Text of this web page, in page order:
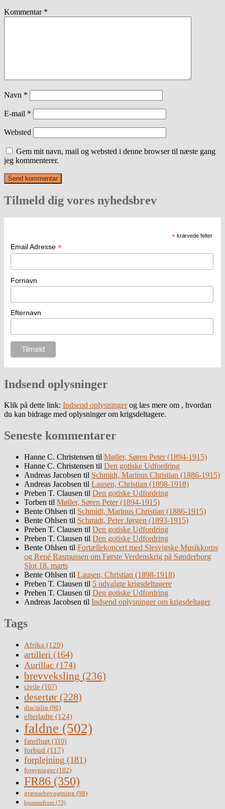
Kommentar *
Navn *
E-mail *
Websted
Gem mit navn, mail og websted i denne browser til næste gang
jeg kommenterer.
Tilmeld dig vores nyhedsbrev
* krævede felter
Email Adresse *
Fornavn
Efternavn
Indsend oplysninger
Klik på dette link: Indsend oplysningerog læs mere om , hvordan
du kan bidrage med oplysninger om krigsdeltagere.
Seneste kommentarer
Hanne C. Christensen til Møller, Søren Peter (1894-1915)
Hanne C. Christensen til Den gotiske Udfordring
Andreas Jacobsen til Schmidt, Marinus Christian (1886-1915)
Andreas Jacobsen til Lausen, Christian (1898-1918)
Preben T. Clausen til Den gotiske Udfordring
Torben til Møller, Søren Peter (1894-1915)
Bente Ohlsen til Schmidt, Marinus Christian (1886-1915)
Bente Ohlsen til Schmidt, Peter Jørgen (1893-1915)
Preben T. Clausen til Den gotiske Udfordring
Preben T. Clausen til Den gotiske Udfordring
Bente Ohlsen til Fortællekoncert med Slesvigske Musikkorps
og René Rasmussen om Første Verdenskrig på Sønderborg
Slot 18. marts
Bente Ohlsen til Lausen, Christian (1898-1918)
Preben T. Clausen til 5 udvalgte krigsdeltagere
Preben T. Clausen til Den gotiske Udfordring
Andreas Jacobsen til Indsend oplysninger om krigsdeltager
Tags
Afrika (129)
artilleri (164)
Aurillac (174)
brevveksling (236)
civile (107)
desertør (228)
disciplin (96)
efterladte (124)
faldne (502)
faneflugt (110)
forbud (117)
forplejning (181)
forsyninger(102)
FR86 (350)
grænsebevogtning (98)
hjemmefront (73)